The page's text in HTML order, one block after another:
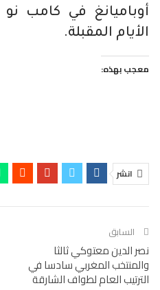
أوباميانغ في كامب
الأيام المقبلة.
معجب بهذه:
انشر
السابق
نصر الدين معتوكي ثالثا
والمنتخب المغربي سادسا في
الترتيب العام لطواف الشارقة